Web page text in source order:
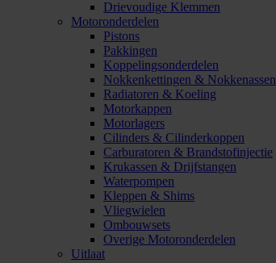
Drievoudige Klemmen
Motoronderdelen
Pistons
Pakkingen
Koppelingsonderdelen
Nokkenkettingen & Nokkenassen
Radiatoren & Koeling
Motorkappen
Motorlagers
Cilinders & Cilinderkoppen
Carburatoren & Brandstofinjectie
Krukassen & Drijfstangen
Waterpompen
Kleppen & Shims
Vliegwielen
Ombouwsets
Overige Motoronderdelen
Uitlaat